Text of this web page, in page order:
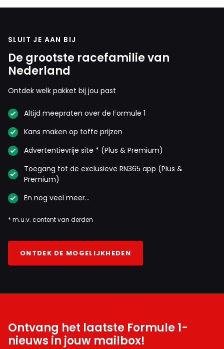
SLUIT JE AAN BIJ
De grootste racefamilie van
Nederland
Ontdek welk pakket bij jou past
Altijd meepraten over de Formule 1
Kans maken op toffe prijzen
Advertentievrije site * (Plus & Premium)
Toegang tot de exclusieve RN365 app (Plus &
Premium)
En nog veel meer…
* m.u.v. content van derden
ONTDEK DE MOGELIJKHEDEN
Ontvang het laatste Formule 1-
nieuws in jouw mailbox!